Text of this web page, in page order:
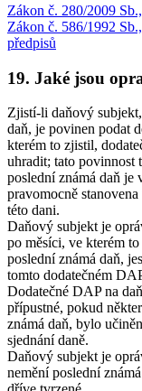
Zákon č. 280/2009
Zákon č. 586/1992
předpisů
19. Jaké jsou
Zjistí-li daňový
daň, je povinen podat
kterém to zjistil,
uhradit; tato povinnost
poslední známá daň je
pravomocně
této dani.
Daňový subjekt je
po měsíci, ve kterém
poslední známá daň,
tomto dodatečném
Dodatečné DAP na
přípustné, pokud
známá daň, bylo
sjednání daně.
Daňový subjekt je
nemění poslední